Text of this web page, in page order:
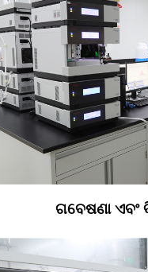
ଗବେଷଣା ଏବଂ